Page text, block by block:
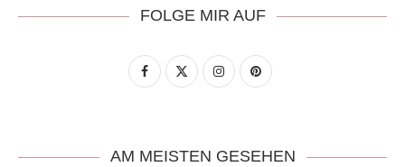
FOLGE MIR AUF
AM MEISTEN GESEHEN